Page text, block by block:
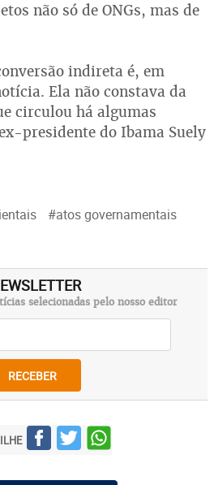
não só de ONGs, mas de
indireta é, em
Ela não constava da
circulou há algumas
presidente do Ibama Suely
#atos governamentais
selecionadas pelo nosso editor
RECEBER